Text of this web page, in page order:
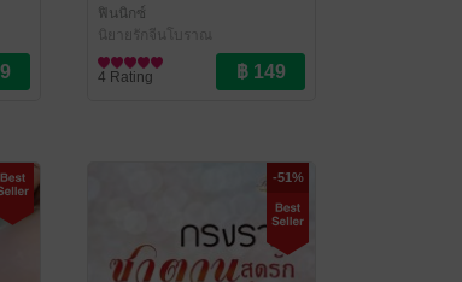
ฟินนิกซ์
นิยายรักจีนโบราณ
4 Rating
-51%